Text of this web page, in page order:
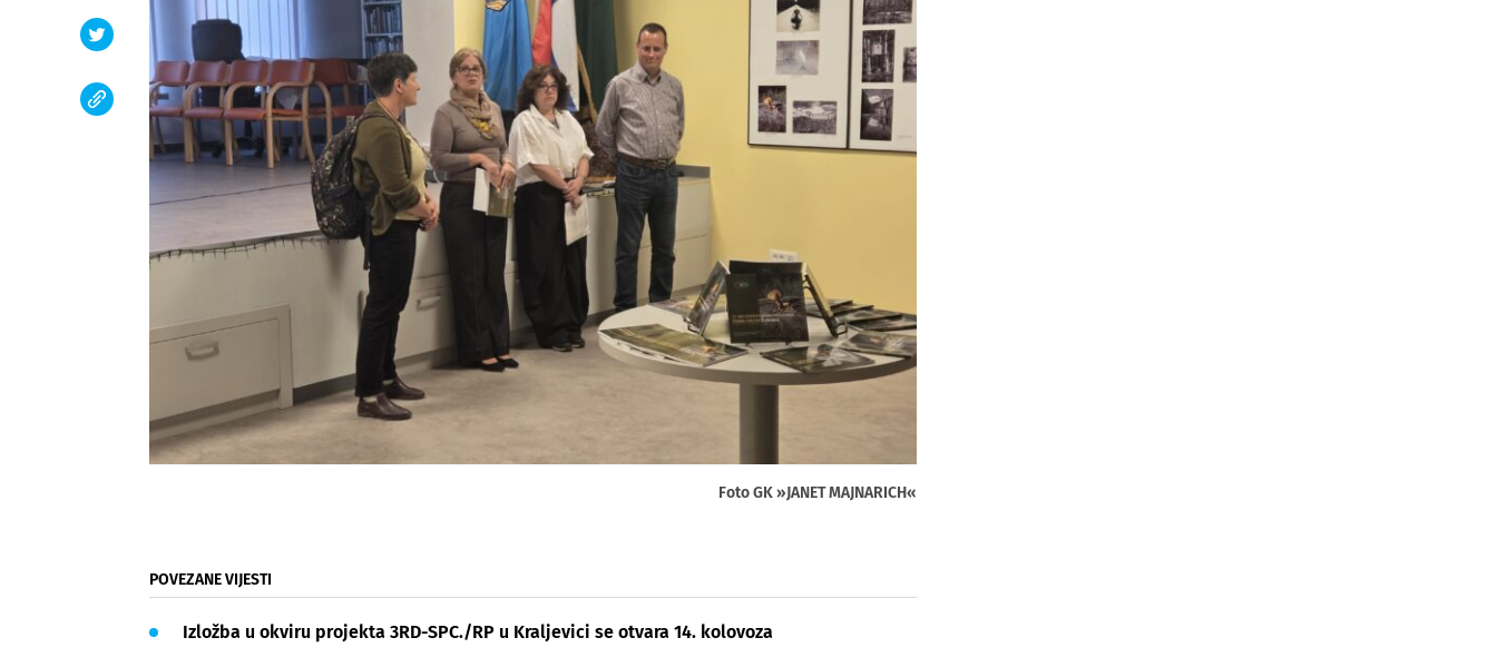
Foto GK »JANET MAJNARICH«
POVEZANE VIJESTI
Izložba u okviru projekta 3RD-SPC./RP u Kraljevici se otvara 14. kolovoza